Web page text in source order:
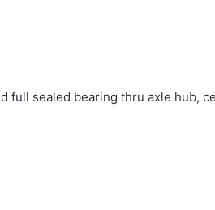
full sealed bearing thru axle hub,